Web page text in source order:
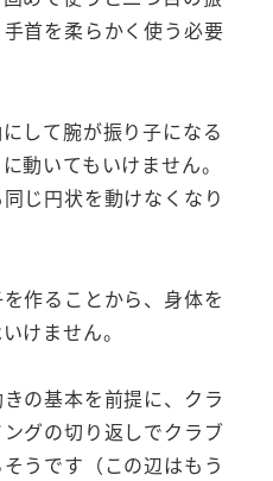
首を柔らかく使う必要
して腕が振り子になる
動いてもいけません。
じ円状を動けなくなり
作ることから、身体を
けません。
の基本を前提に、クラ
グの切り返しでクラブ
うです（この辺はもう